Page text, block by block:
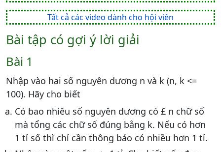
Tất cả các video dành cho hội viên
Bài tập có gợi ý lời giải
Bài 1
Nhập vào hai số nguyên dương n và k (n, k <=
100). Hãy cho biết
Có bao nhiêu số nguyên dương có £ n chữ số
mà tổng các chữ số đúng bằng k. Nếu có hơn
1 tỉ số thì chỉ cần thông báo có nhiều hơn 1 tỉ.